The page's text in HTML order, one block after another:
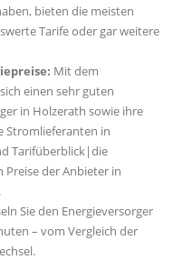
bieten die meisten
Tarife oder gar weitere
Mit dem
einen sehr guten
in Holzerath sowie ihre
Stromlieferanten in
Tarifüberblick|die
der Anbieter in
Sie den Energieversorger
– vom Vergleich der